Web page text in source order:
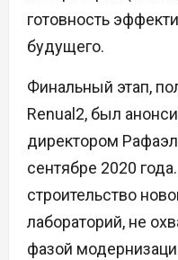
готовность
будущего.
Финальный этап,
Renual2, был
директором
сентябре 2020
строительство
лабораторий, не
фазой